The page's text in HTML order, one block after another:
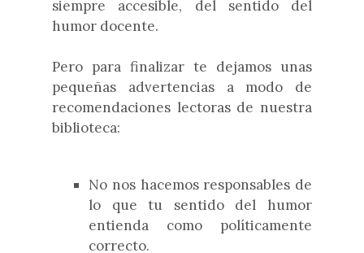
siempre accesible, del sentido del
humor docente.
Pero para finalizar te dejamos unas
pequeñas advertencias a modo de
recomendaciones lectoras de nuestra
biblioteca:
No nos hacemos responsables de
lo que tu sentido del humor
entienda como políticamente
correcto.